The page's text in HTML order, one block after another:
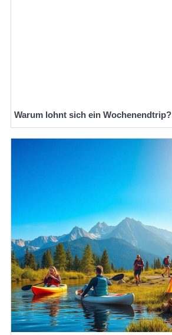
Warum lohnt sich ein Wochenendtrip?